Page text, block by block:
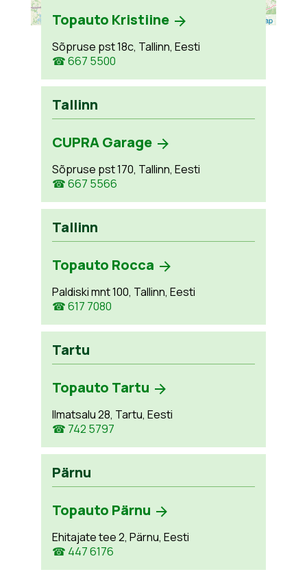
Leaflet OpenStreetMap
Topauto Kristiine
Sõpruse pst 18c, Tallinn, Eesti
☎ 667 5500
Tallinn
CUPRA Garage
Sõpruse pst 170, Tallinn, Eesti
☎ 667 5566
Tallinn
Topauto Rocca
Paldiski mnt 100, Tallinn, Eesti
☎ 617 7080
Tartu
Topauto Tartu
Ilmatsalu 28, Tartu, Eesti
☎ 742 5797
Pärnu
Topauto Pärnu
Ehitajate tee 2, Pärnu, Eesti
☎ 447 6176